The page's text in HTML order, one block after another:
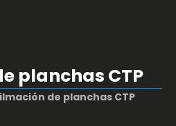
planchas CTP
de planchas CTP